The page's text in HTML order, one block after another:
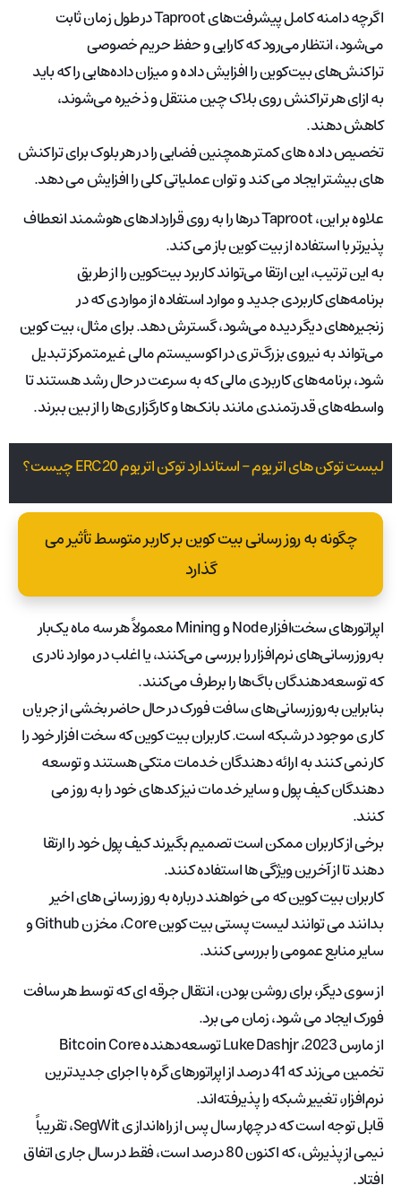
اگرچه دامنه کامل پیشرفت‌های Taproot در طول زمان ثابت
می‌شود، انتظار می‌رود که کارایی و حفظ حریم خصوصی
تراکنش‌های بیت‌کوین را افزایش داده و میزان داده‌هایی را که باید
به ازای هر تراکنش روی بلاک چین منتقل و ذخیره می‌شوند،
کاهش دهند.
تخصیص داده های کمتر همچنین فضایی را در هر بلوک برای تراکنش
های بیشتر ایجاد می کند و توان عملیاتی کلی را افزایش می دهد.
علاوه بر این، Taproot درها را به روی قراردادهای هوشمند انعطاف
پذیرتر با استفاده از بیت کوین باز می کند.
به این ترتیب، این ارتقا می‌تواند کاربرد بیت‌کوین را از طریق
برنامه‌های کاربردی جدید و موارد استفاده از مواردی که در
زنجیره‌های دیگر دیده می‌شود، گسترش دهد. برای مثال، بیت کوین
می‌تواند به نیروی بزرگ‌تری در اکوسیستم مالی غیرمتمرکز تبدیل
شود، برنامه‌های کاربردی مالی که به سرعت در حال رشد هستند تا
واسطه‌های قدرتمندی مانند بانک‌ها و کارگزاری‌ها را از بین ببرند.
لیست توکن های اتریوم – استاندارد توکن اتریوم ERC20 چیست؟
چگونه به روز رسانی بیت کوین بر کاربر متوسط ​​تأثیر می
گذارد
اپراتورهای سخت‌افزار Node و Mining معمولاً هر سه ماه یک‌بار
به‌روزرسانی‌های نرم‌افزار را بررسی می‌کنند، یا اغلب در موارد نادری
که توسعه‌دهندگان باگ‌ها را برطرف می‌کنند.
بنابراین به‌روزرسانی‌های سافت فورک در حال حاضر بخشی از جریان
کاری موجود در شبکه است. کاربران بیت کوین که سخت افزار خود را
کار نمی کنند به ارائه دهندگان خدمات متکی هستند و توسعه
دهندگان کیف پول و سایر خدمات نیز کدهای خود را به روز می
کنند.
برخی از کاربران ممکن است تصمیم بگیرند کیف پول خود را ارتقا
دهند تا از آخرین ویژگی ها استفاده کنند.
کاربران بیت کوین که می خواهند درباره به روز رسانی های اخیر
بدانند می توانند لیست پستی بیت کوین Core، مخزن Github و
سایر منابع عمومی را بررسی کنند.
از سوی دیگر، برای روشن بودن، انتقال جرقه ای که توسط هر سافت
فورک ایجاد می شود، زمان می برد.
از مارس 2023، Luke Dashjr توسعه‌دهنده Bitcoin Core
تخمین می‌زند که 41 درصد از اپراتورهای گره با اجرای جدیدترین
نرم‌افزار، تغییر شبکه را پذیرفته‌اند.
قابل توجه است که در چهار سال پس از راه‌اندازی SegWit، تقریباً
نیمی از پذیرش، که اکنون 80 درصد است، فقط در سال جاری اتفاق
افتاد.